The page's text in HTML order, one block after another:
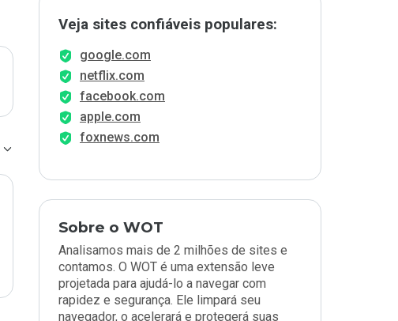
Veja sites confiáveis populares:
google.com
netflix.com
facebook.com
apple.com
foxnews.com
Sobre o WOT
Analisamos mais de 2 milhões de sites e
contamos. O WOT é uma extensão leve
projetada para ajudá-lo a navegar com
rapidez e segurança. Ele limpará seu
navegador, o acelerará e protegerá suas